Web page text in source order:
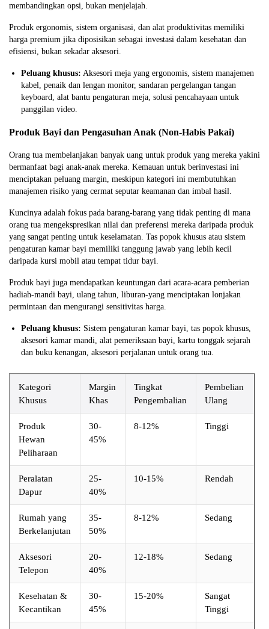
membandingkan opsi, bukan menjelajah.
Produk ergonomis, sistem organisasi, dan alat produktivitas memiliki
harga premium jika diposisikan sebagai investasi dalam kesehatan dan
efisiensi, bukan sekadar aksesori.
Peluang khusus: Aksesori meja yang ergonomis, sistem manajemen
kabel, penaik dan lengan monitor, sandaran pergelangan tangan
keyboard, alat bantu pengaturan meja, solusi pencahayaan untuk
panggilan video.
Produk Bayi dan Pengasuhan Anak (Non-Habis Pakai)
Orang tua membelanjakan banyak uang untuk produk yang mereka yakini
bermanfaat bagi anak-anak mereka. Kemauan untuk berinvestasi ini
menciptakan peluang margin, meskipun kategori ini membutuhkan
manajemen risiko yang cermat seputar keamanan dan imbal hasil.
Kuncinya adalah fokus pada barang-barang yang tidak penting di mana
orang tua mengekspresikan nilai dan preferensi mereka daripada produk
yang sangat penting untuk keselamatan. Tas popok khusus atau sistem
pengaturan kamar bayi memiliki tanggung jawab yang lebih kecil
daripada kursi mobil atau tempat tidur bayi.
Produk bayi juga mendapatkan keuntungan dari acara-acara pemberian
hadiah-mandi bayi, ulang tahun, liburan-yang menciptakan lonjakan
permintaan dan mengurangi sensitivitas harga.
Peluang khusus: Sistem pengaturan kamar bayi, tas popok khusus,
aksesori kamar mandi, alat pemeriksaan bayi, kartu tonggak sejarah
dan buku kenangan, aksesori perjalanan untuk orang tua.
Kategori
Khusus
Margin
Khas
Tingkat
Pengembalian
Pembelian
Ulang
Produk
Hewan
Peliharaan
30-
45%
8-12% Tinggi
Peralatan
Dapur
25-
40%
10-15% Rendah
Rumah yang
Berkelanjutan
35-
50%
8-12% Sedang
Aksesori
Telepon
20-
40%
12-18% Sedang
Kesehatan &
Kecantikan
30-
45%
15-20%
Sangat
Tinggi